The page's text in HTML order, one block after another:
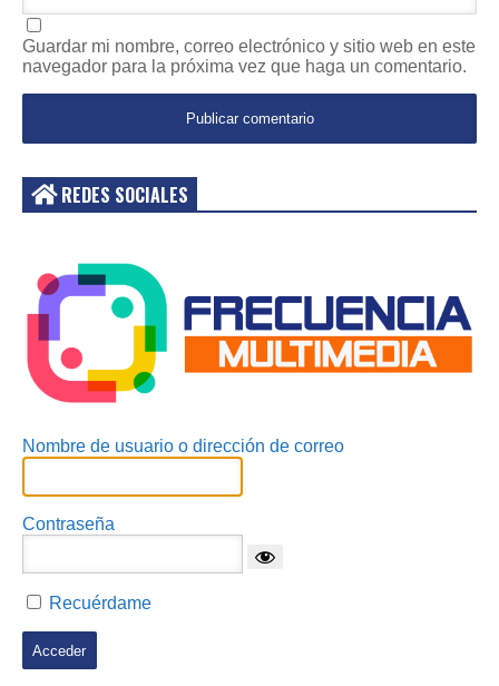
Guardar mi nombre, correo electrónico y sitio web en este
navegador para la próxima vez que haga un comentario.
REDES SOCIALES
Nombre de usuario o dirección de correo
Contraseña
Recuérdame